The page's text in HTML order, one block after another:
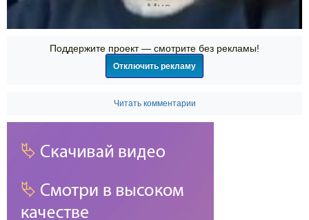
Поддержите проект — смотрите без рекламы!
Отключить рекламу
Читать комментарии